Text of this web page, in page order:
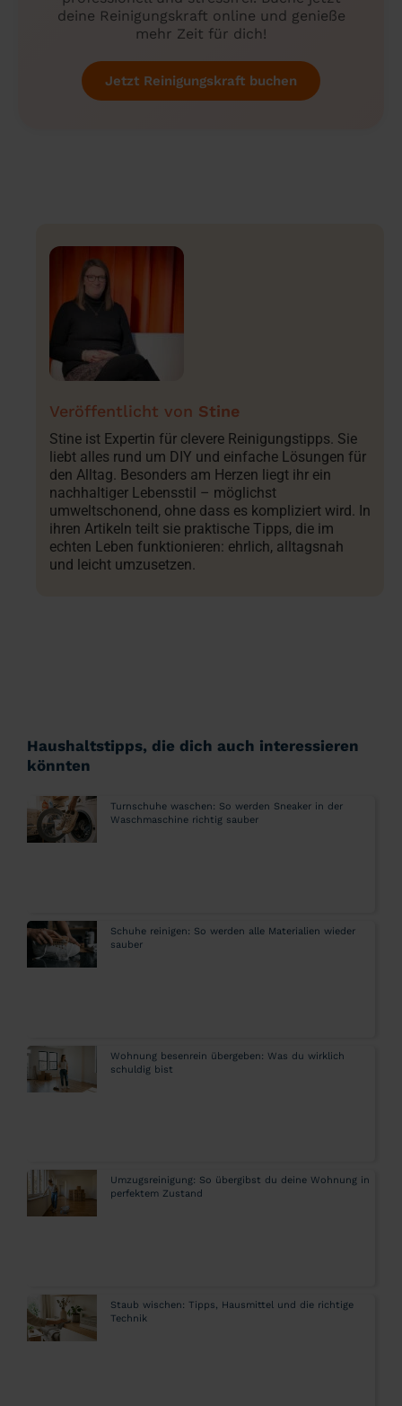
deine Reinigungskraft online und genieße
mehr Zeit für dich!
Jetzt Reinigungskraft buchen
Stine
Stine ist Expertin für clevere Reinigungstipps. Sie
liebt alles rund um DIY und einfache Lösungen für
den Alltag. Besonders am Herzen liegt ihr ein
nachhaltiger Lebensstil – möglichst
umweltschonend, ohne dass es kompliziert wird. In
ihren Artikeln teilt sie praktische Tipps, die im
echten Leben funktionieren: ehrlich, alltagsnah
und leicht umzusetzen.
Haushaltstipps, die dich auch interessieren
könnten
Turnschuhe waschen: So werden Sneaker in der
Waschmaschine richtig sauber
Schuhe reinigen: So werden alle Materialien wieder
sauber
Wohnung besenrein übergeben: Was du wirklich
schuldig bist
Umzugsreinigung: So übergibst du deine Wohnung in
perfektem Zustand
Staub wischen: Tipps, Hausmittel und die richtige
Technik